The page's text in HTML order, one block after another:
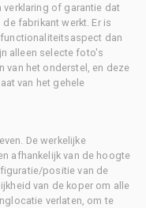
verklaring of garantie dat
fabrikant werkt. Er is
dan
alleen selecte foto's
van het onderstel, en deze
van het gehele
De werkelijke
afhankelijk van de hoogte
positie van de
van de koper om alle
verlaten, om te